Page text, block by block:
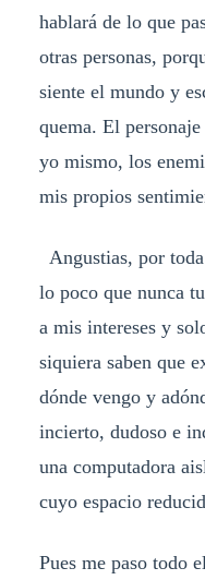
hablará de lo que
otras personas,
siente el mundo y
quema. El
yo mismo, los
mis propios
Angustias, por
lo poco que nunca
a mis intereses y
siquiera saben que
dónde vengo y
incierto, dudoso e
una computadora
cuyo espacio
Pues me paso todo